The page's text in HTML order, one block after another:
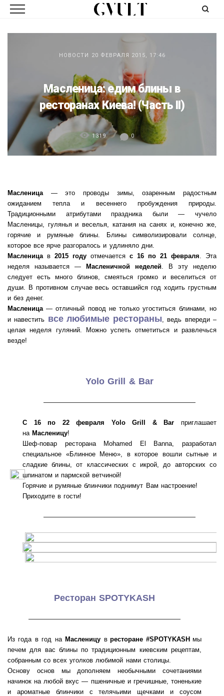
НОВОСТИ 20 ФЕВРАЛЯ 2015, 17:46
Масленица: едим блины в
ресторанах Киева! (Часть II)
1319 0
Масленица— это проводы зимы, озаренным радостным
ожиданием тепла и весеннего пробуждения природы.
Традиционными атрибутами праздника были — чучело
Масленицы, гулянья и веселья, катания на санях и, конечно же,
горячие и румяные блины. Блины символизировали солнце,
которое все ярче разгоралось и удлиняло дни.
Масленицав 2015 году отмечается с 16 по 21 февраля. Эта
неделя называется —
Масленичной неделей. В эту неделю
следует есть много блинов, смеяться громко и веселиться от
души. В противном случае весь оставшийся год ходить грустным
и без денег.
Масленица— отличный повод не только угоститься блинами, но
и навестить все любимые рестораны, ведь впереди –
целая неделя гуляний. Можно успеть отметиться и развлечься
везде!
Yolo Grill & Bar
———————————————————
С 16 по 22 февраля Yolo Grill & Bar
приглашает
наМасленицу!
Шеф-повар ресторана Mohamed El Banna, разработал
специальное «Блинное Меню», в которое вошли сытные и
сладкие блины, от классических с икрой, до авторских со
шпинатом и пармской ветчиной!
Горячие и румяные блинчики поднимут Вам настроение!
Приходите в гости!
———————————————————
Ресторан SPOTYKASH
———————————————————
Из года в год на Масленицу в ресторане #SPOTYKASH мы
печем для вас блины по традиционным киевским рецептам,
собранным со всех уголков любимой нами столицы.
Основу основ мы дополняем необычными сочетаниями
начинок на любой вкус — пшеничные и гречишные, тоненькие
и ароматные блинчики с телячьими щечками и соусом